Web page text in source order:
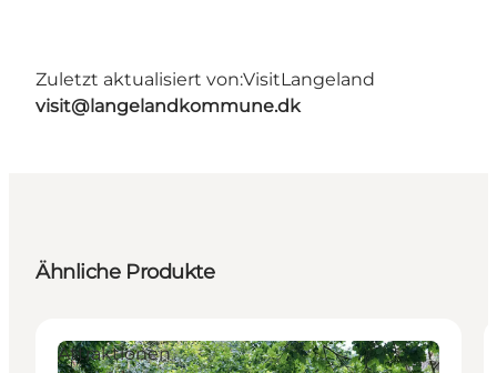
Zuletzt aktualisiert von:VisitLangeland
visit@langelandkommune.dk
Ähnliche Produkte
Attraktionen